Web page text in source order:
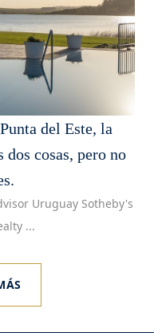
del Este, la
cosas, pero no
Uruguay Sotheby's
...